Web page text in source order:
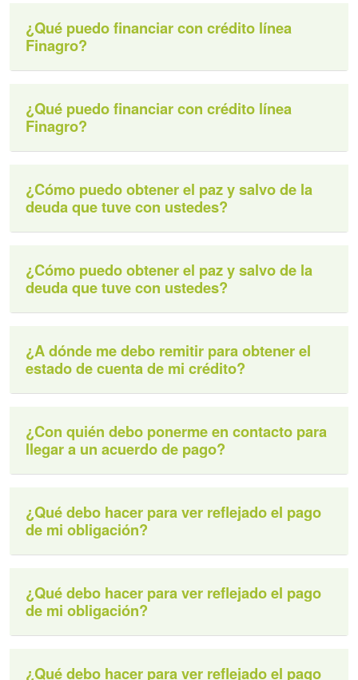
¿Qué puedo financiar con crédito línea
Finagro?
¿Qué puedo financiar con crédito línea
Finagro?
¿Cómo puedo obtener el paz y salvo de la
deuda que tuve con ustedes?
¿Cómo puedo obtener el paz y salvo de la
deuda que tuve con ustedes?
¿A dónde me debo remitir para obtener el
estado de cuenta de mi crédito?
¿Con quién debo ponerme en contacto para
llegar a un acuerdo de pago?
¿Qué debo hacer para ver reflejado el pago
de mi obligación?
¿Qué debo hacer para ver reflejado el pago
de mi obligación?
¿Qué debo hacer para ver reflejado el pago